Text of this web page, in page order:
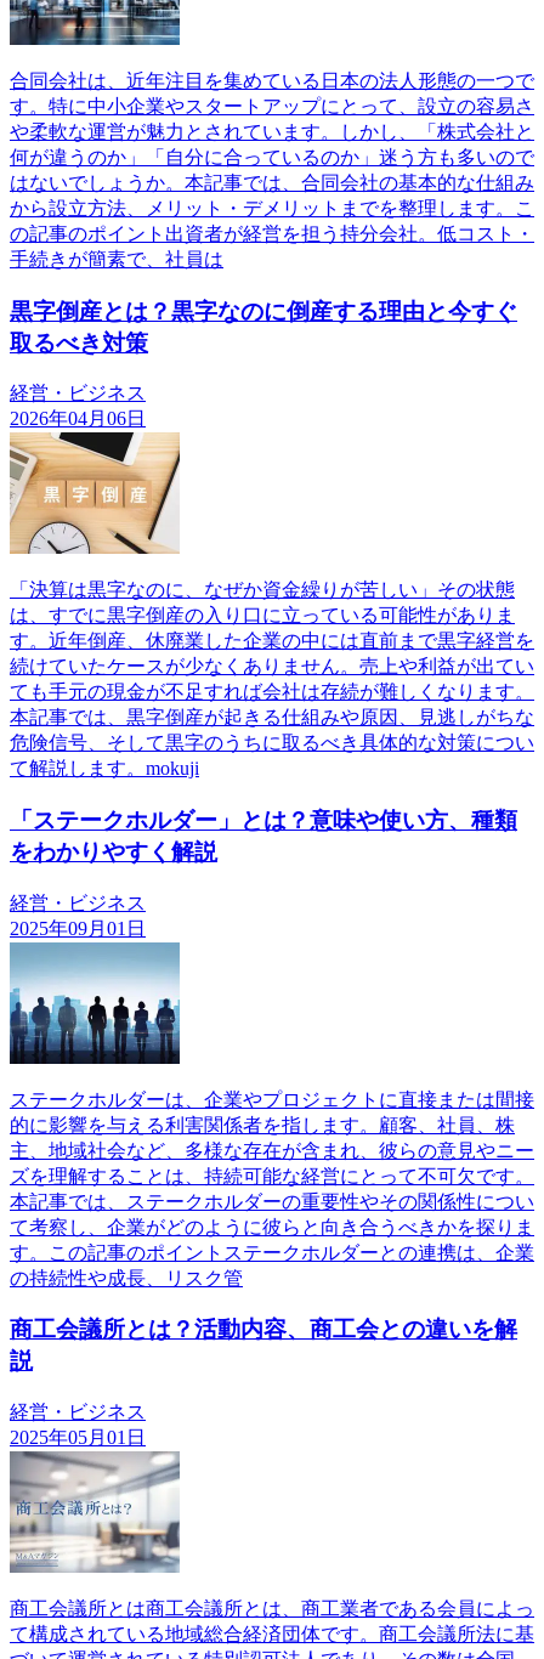
合同会社は、近年注目を集めている日本の法人形態の一つで
す。特に中小企業やスタートアップにとって、設立の容易さ
や柔軟な運営が魅力とされています。しかし、「株式会社と
何が違うのか」「自分に合っているのか」迷う方も多いので
はないでしょうか。本記事では、合同会社の基本的な仕組み
から設立方法、メリット・デメリットまでを整理します。こ
の記事のポイント出資者が経営を担う持分会社。低コスト・
手続きが簡素で、社員は
黒字倒産とは？黒字なのに倒産する理由と今すぐ
取るべき対策
経営・ビジネス
2026年04月06日
「決算は黒字なのに、なぜか資金繰りが苦しい」その状態
は、すでに黒字倒産の入り口に立っている可能性がありま
す。近年倒産、休廃業した企業の中には直前まで黒字経営を
続けていたケースが少なくありません。売上や利益が出てい
ても手元の現金が不足すれば会社は存続が難しくなります。
本記事では、黒字倒産が起きる仕組みや原因、見逃しがちな
危険信号、そして黒字のうちに取るべき具体的な対策につい
て解説します。mokuji
「ステークホルダー」とは？意味や使い方、種類
をわかりやすく解説
経営・ビジネス
2025年09月01日
ステークホルダーは、企業やプロジェクトに直接または間接
的に影響を与える利害関係者を指します。顧客、社員、株
主、地域社会など、多様な存在が含まれ、彼らの意見やニー
ズを理解することは、持続可能な経営にとって不可欠です。
本記事では、ステークホルダーの重要性やその関係性につい
て考察し、企業がどのように彼らと向き合うべきかを探りま
す。この記事のポイントステークホルダーとの連携は、企業
の持続性や成長、リスク管
商工会議所とは？活動内容、商工会との違いを解
説
経営・ビジネス
2025年05月01日
商工会議所とは商工会議所とは、商工業者である会員によっ
て構成されている地域総合経済団体です。商工会議所法に基